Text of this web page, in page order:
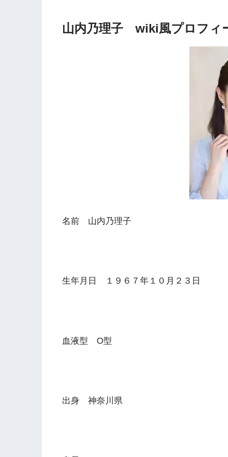
山内乃理子 wiki風プロフィ
名前 山内乃理子
生年月日 １９６７年１０月２３日
血液型 O型
出身 神奈川県